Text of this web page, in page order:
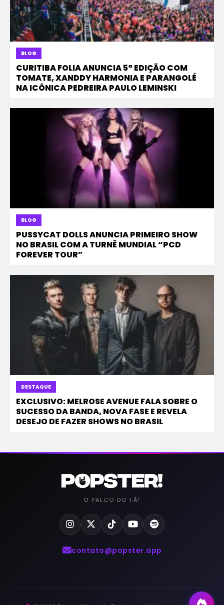
BLOG
CURITIBA FOLIA ANUNCIA 5ª EDIÇÃO COM
TOMATE, XANDDY HARMONIA E PARANGOLÉ
NA ICÔNICA PEDREIRA PAULO LEMINSKI
BLOG
PUSSYCAT DOLLS ANUNCIA PRIMEIRO SHOW
NO BRASIL COM A TURNÊ MUNDIAL “PCD
FOREVER TOUR”
DESTAQUE
EXCLUSIVO: MELROSE AVENUE FALA SOBRE O
SUCESSO DA BANDA, NOVA FASE E REVELA
DESEJO DE FAZER SHOWS NO BRASIL
O PALCO DO FÃ!
contato@popster.app